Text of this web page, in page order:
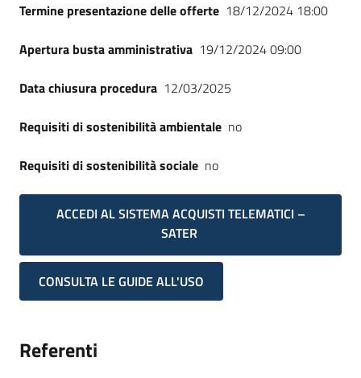
Termine presentazione delle offerte 18/12/2024 18:00
Apertura busta amministrativa 19/12/2024 09:00
Data chiusura procedura 12/03/2025
Requisiti di sostenibilità ambientale no
Requisiti di sostenibilità sociale no
ACCEDI AL SISTEMA ACQUISTI TELEMATICI –
SATER
CONSULTA LE GUIDE ALL'USO
Referenti